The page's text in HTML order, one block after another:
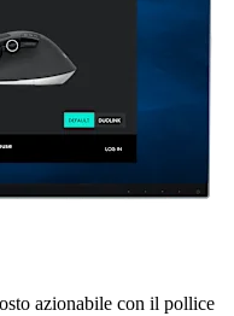
azionabile con il pollice